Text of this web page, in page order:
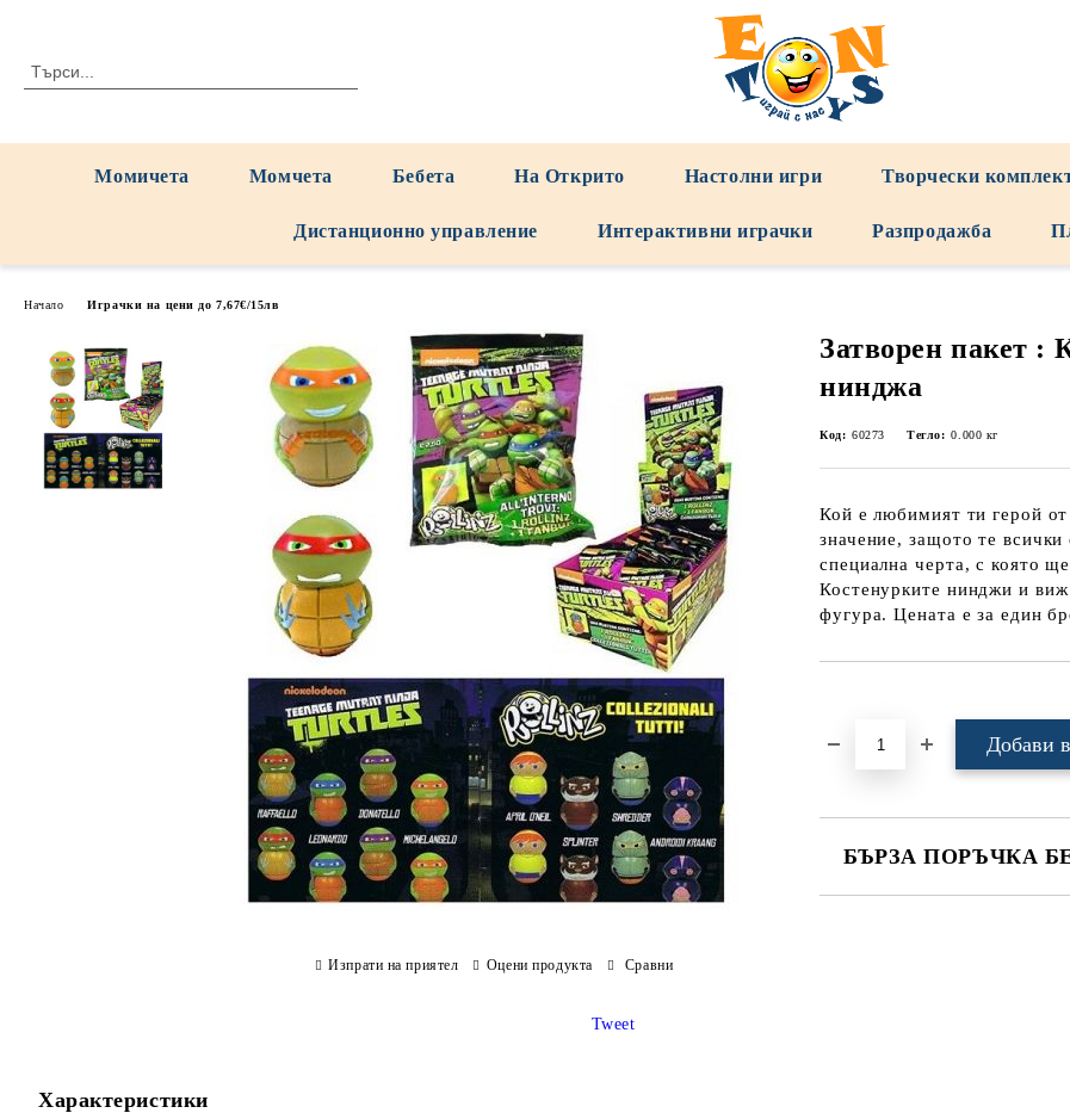
Момичета Момчета Бебета На Открито Настолни игри Творчески
Дистанционно управление Интерактивни играчки Разпродажба
Начало Играчки на цени до 7,67€/15лв
Затворен пакет :
нинджа
Код: 60273 Тегло: 0.000 кг
Кой е любимият ти герой
значение, защото те
специална черта, с която
Костенурките нинджи и
фугура. Цената е за един
БЪРЗА ПОРЪЧКА
Изпрати на приятел Оцени продукта Сравни
Tweet
Характеристики